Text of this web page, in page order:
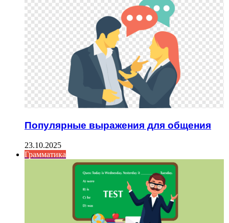
Популярные выражения для общения
23.10.2025
Грамматика